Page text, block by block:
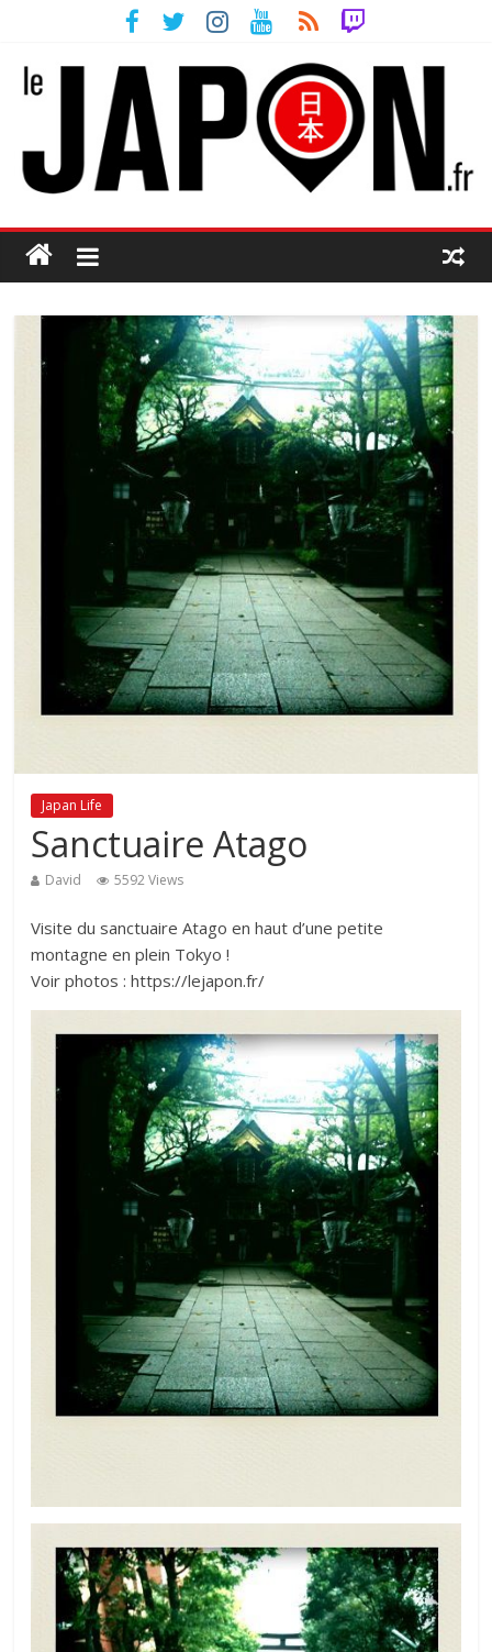
Japan Life
Sanctuaire Atago
David 5592 Views
Visite du sanctuaire Atago en haut d’une petite
montagne en plein Tokyo !
Voir photos : https://lejapon.fr/